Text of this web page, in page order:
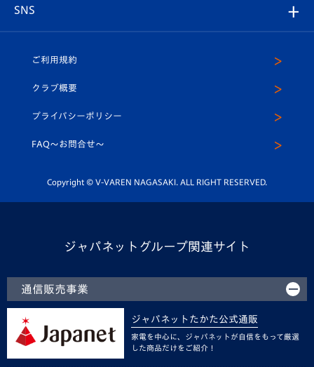
ホームタウン
平和祈念活動
ホームタウン活動
U-18
スクール
SNS
ヴィヴィくんインスタグラム
公式LINE＠
ご利用規約
クラブ概要
プライバシーポリシー
FAQ〜お問合せ〜
Copyright © V-VAREN NAGASAKI. ALL RIGHT RESERVED.
ジャパネットグループ関連サイト
通信販売事業
ジャパネットたかた公式通販
家電を中心に、ジャパネットが自信をもって厳選
した商品だけをご紹介！